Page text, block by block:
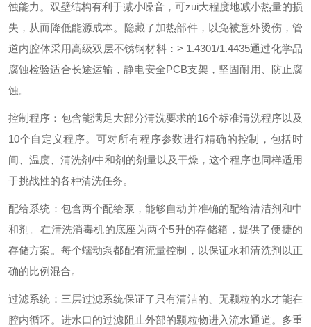
蚀能力。双壁结构有利于减小噪音，可zui大程度地减小热量的损
失，从而降低能源成本。隐藏了加热部件，以免被意外烫伤，管
道内腔体采用高级双层不锈钢材料： > 1.4301/1.4435通过化学品
腐蚀检验适合长途运输，静电安全PCB支架，坚固耐用、防止腐
蚀。
控制程序：包含能满足大部分清洗要求的16个标准清洗程序以及
10个自定义程序。可对所有程序参数进行精确的控制，包括时
间、温度、清洗剂/中和剂的剂量以及干燥，这个程序也同样适用
于挑战性的各种清洗任务。
配给系统：包含两个配给泵，能够自动并准确的配给清洁剂和中
和剂。在清洗消毒机的底座为两个5升的存储箱，提供了便捷的
存储方案。每个蠕动泵都配有流量控制，以保证水和清洗剂以正
确的比例混合。
过滤系统：三层过滤系统保证了只有清洁的、无颗粒的水才能在
腔内循环。进水口的过滤阻止外部的颗粒物进入流水通道。 多重